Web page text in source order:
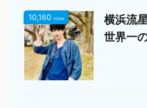
10,160 view
横浜流
世界一